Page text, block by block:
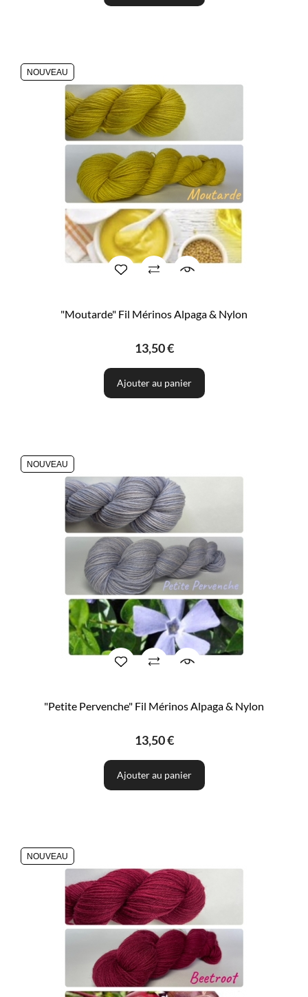
NOUVEAU
"Moutarde" Fil Mérinos Alpaga & Nylon
13,50 €
Ajouter au panier
NOUVEAU
"Petite Pervenche" Fil Mérinos Alpaga & Nylon
13,50 €
Ajouter au panier
NOUVEAU